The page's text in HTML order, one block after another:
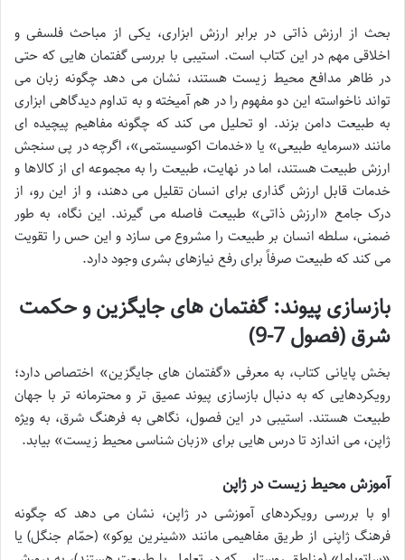
بحث از ارزش ذاتی در برابر ارزش ابزاری، یکی از مباحث فلسفی و
اخلاقی مهم در این کتاب است. استیبی با بررسی گفتمان هایی که حتی
در ظاهر مدافع محیط زیست هستند، نشان می دهد چگونه زبان می
تواند ناخواسته این دو مفهوم را در هم آمیخته و به تداوم دیدگاهی ابزاری
به طبیعت دامن بزند. او تحلیل می کند که چگونه مفاهیم پیچیده ای
مانند «سرمایه طبیعی» یا «خدمات اکوسیستمی»، اگرچه در پی سنجش
ارزش طبیعت هستند، اما در نهایت، طبیعت را به مجموعه ای از کالاها و
خدمات قابل ارزش گذاری برای انسان تقلیل می دهند، و از این رو، از
درک جامع «ارزش ذاتی» طبیعت فاصله می گیرند. این نگاه، به طور
ضمنی، سلطه انسان بر طبیعت را مشروع می سازد و این حس را تقویت
می کند که طبیعت صرفاً برای رفع نیازهای بشری وجود دارد.
بازسازی پیوند: گفتمان های جایگزین و حکمت
شرق (فصول 7-9)
بخش پایانی کتاب، به معرفی «گفتمان های جایگزین» اختصاص دارد؛
رویکردهایی که به دنبال بازسازی پیوند عمیق تر و محترمانه تر با جهان
طبیعت هستند. استیبی در این فصول، نگاهی به فرهنگ شرق، به ویژه
ژاپن، می اندازد تا درس هایی برای «زبان شناسی محیط زیست» بیابد.
آموزش محیط زیست در ژاپن
او با بررسی رویکردهای آموزشی در ژاپن، نشان می دهد که چگونه
فرهنگ ژاپنی از طریق مفاهیمی مانند «شینرین یوکو» (حمّام جنگل) یا